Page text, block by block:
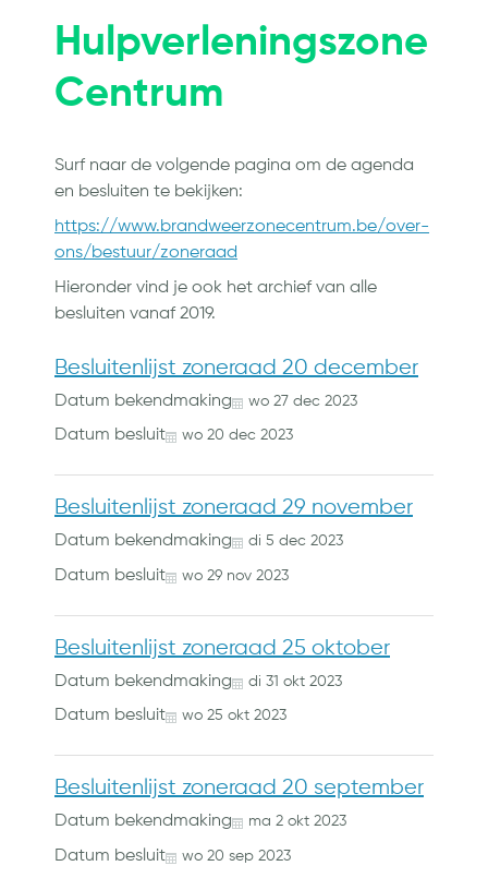
Hulpverleningszone
Centrum
Surf naar de volgende pagina om de agenda
en besluiten te bekijken:
https://www.brandweerzonecentrum.be/over-
ons/bestuur/zoneraad
Hieronder vind je ook het archief van alle
besluiten vanaf 2019.
Besluitenlijst zoneraad 20 december
Datum bekendmaking wo 27 dec 2023
Datum besluit wo 20 dec 2023
Besluitenlijst zoneraad 29 november
Datum bekendmaking di 5 dec 2023
Datum besluit wo 29 nov 2023
Besluitenlijst zoneraad 25 oktober
Datum bekendmaking di 31 okt 2023
Datum besluit wo 25 okt 2023
Besluitenlijst zoneraad 20 september
Datum bekendmaking ma 2 okt 2023
Datum besluit wo 20 sep 2023